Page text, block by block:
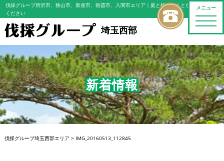
メニュー
toggle
伐採グループ所沢市、狭山市、新座市、朝霞市、入間市エリア ｜庭と植木のことならおまかせ
ください
埼玉西部
新着情報
伐採グループ埼玉西部エリア > IMG_20160513_112845